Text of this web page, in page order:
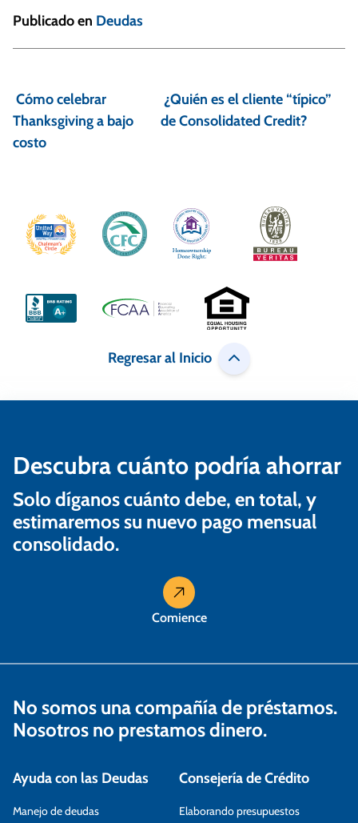
Publicado en Deudas
a
v
e
e
t
r
a
d
Cómo celebrar
Thanksgiving a bajo
costo
¿Quién es el cliente “típico”
de Consolidated Credit?
Regresar al Inicio
Descubra cuánto podría ahorrar
Solo díganos cuánto debe, en total, y
estimaremos su nuevo pago mensual
consolidado.
Comience
No somos una compañía de préstamos.
Nosotros no prestamos dinero.
Ayuda con las Deudas
Manejo de deudas
Consejería de Crédito
Elaborando presupuestos